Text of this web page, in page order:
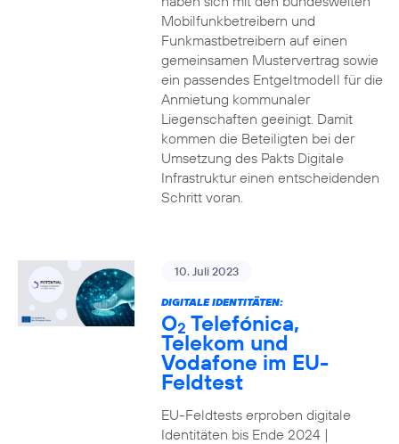
Mobilfunkbetreibern und
Funkmastbetreibern auf einen
gemeinsamen Mustervertrag sowie
ein passendes Entgeltmodell für die
Anmietung kommunaler
Liegenschaften geeinigt. Damit
kommen die Beteiligten bei der
Umsetzung des Pakts Digitale
Infrastruktur einen entscheidenden
Schritt voran.
10. Juli 2023
DIGITALE IDENTITÄTEN:
O2 Telefónica,
Telekom und
Vodafone im EU-
Feldtest
EU-Feldtests erproben digitale
Identitäten bis Ende 2024 |